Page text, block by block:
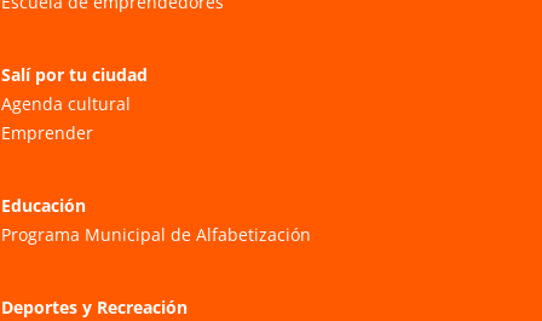
Salí por tu ciudad
Agenda cultural
Emprender
Educación
Programa Municipal de Alfabetización
Deportes y Recreación